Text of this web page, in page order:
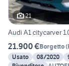
21
Audi A1 citycarver
21.900 €Borgetto(
Usato
08/2020